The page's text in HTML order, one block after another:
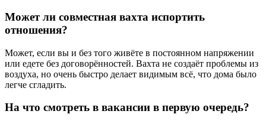
Может ли совместная вахта испортить
отношения?
Может, если вы и без того живёте в постоянном напряжении
или едете без договорённостей. Вахта не создаёт проблемы из
воздуха, но очень быстро делает видимым всё, что дома было
легче сгладить.
На что смотреть в вакансии в первую очередь?